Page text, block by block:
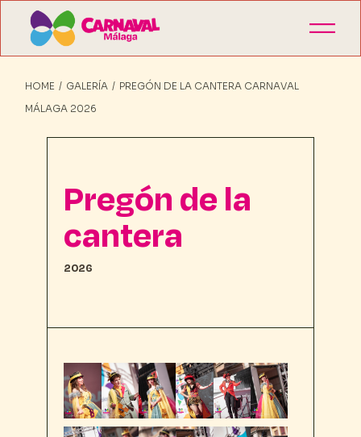
HOME GALERÍA
PREGÓN DE LA CANTERA CARNAVAL
MÁLAGA 2026
Pregón de la
cantera
2026